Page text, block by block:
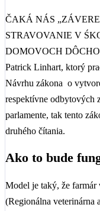
ČAKÁ NÁS
STRAVOVANIE V
DOMOVOCH
Patrick Linhart, ktorý
Návrhu zákona o
respektívne odbytových
parlamente, tak tento
druhého čítania.
Ako to bude
Model je taký, že
(Regionálna veterinárna